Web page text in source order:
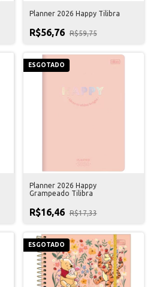
Planner 2026 Happy Tilibra
R$56,76 R$59,75
ESGOTADO
Planner 2026 Happy
Grampeado Tilibra
R$16,46 R$17,33
ESGOTADO